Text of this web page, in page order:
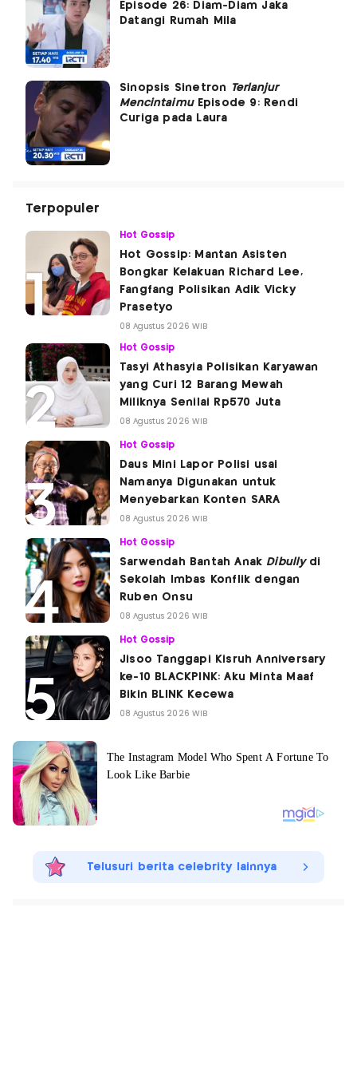
Episode 26: Diam-Diam Jaka
Datangi Rumah Mila
Sinopsis Sinetron
Terlanjur
MencintaimuEpisode 9: Rendi
Curiga pada Laura
Terpopuler
Hot Gossip
Hot Gossip: Mantan Asisten
Bongkar Kelakuan Richard Lee,
Fangfang Polisikan Adik Vicky
Prasetyo
08 Agustus 2026 WIB
Hot Gossip
Tasyi Athasyia Polisikan Karyawan
yang Curi 12 Barang Mewah
Miliknya Senilai Rp570 Juta
08 Agustus 2026 WIB
Hot Gossip
Daus Mini Lapor Polisi usai
Namanya Digunakan untuk
Menyebarkan Konten SARA
08 Agustus 2026 WIB
Hot Gossip
Sarwendah Bantah Anak Dibullydi
Sekolah Imbas Konflik dengan
Ruben Onsu
08 Agustus 2026 WIB
Hot Gossip
Jisoo Tanggapi Kisruh Anniversary
ke-10 BLACKPINK: Aku Minta Maaf
Bikin BLINK Kecewa
08 Agustus 2026 WIB
Telusuri berita celebrity lainnya